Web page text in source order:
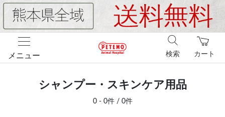
メニュー カート
検索
シャンプー・スキンケア用品
0 - 0件 / 0件